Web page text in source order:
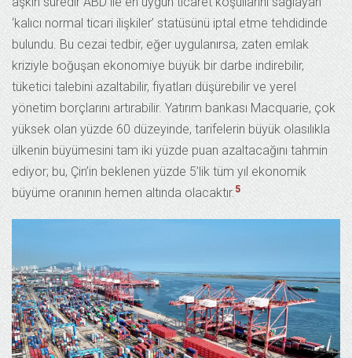
‘kalıcı normal ticari ilişkiler’ statüsünü iptal etme tehdidinde
bulundu. Bu cezai tedbir, eğer uygulanırsa, zaten emlak
kriziyle boğuşan ekonomiye büyük bir darbe indirebilir,
tüketici talebini azaltabilir, fiyatları düşürebilir ve yerel
yönetim borçlarını artırabilir. Yatırım bankası Macquarie, çok
yüksek olan yüzde 60 düzeyinde, tarifelerin büyük olasılıkla
ülkenin büyümesini tam iki yüzde puan azaltacağını tahmin
ediyor; bu, Çin’in beklenen yüzde 5’lik tüm yıl ekonomik
büyüme oranının hemen altında olacaktır.5